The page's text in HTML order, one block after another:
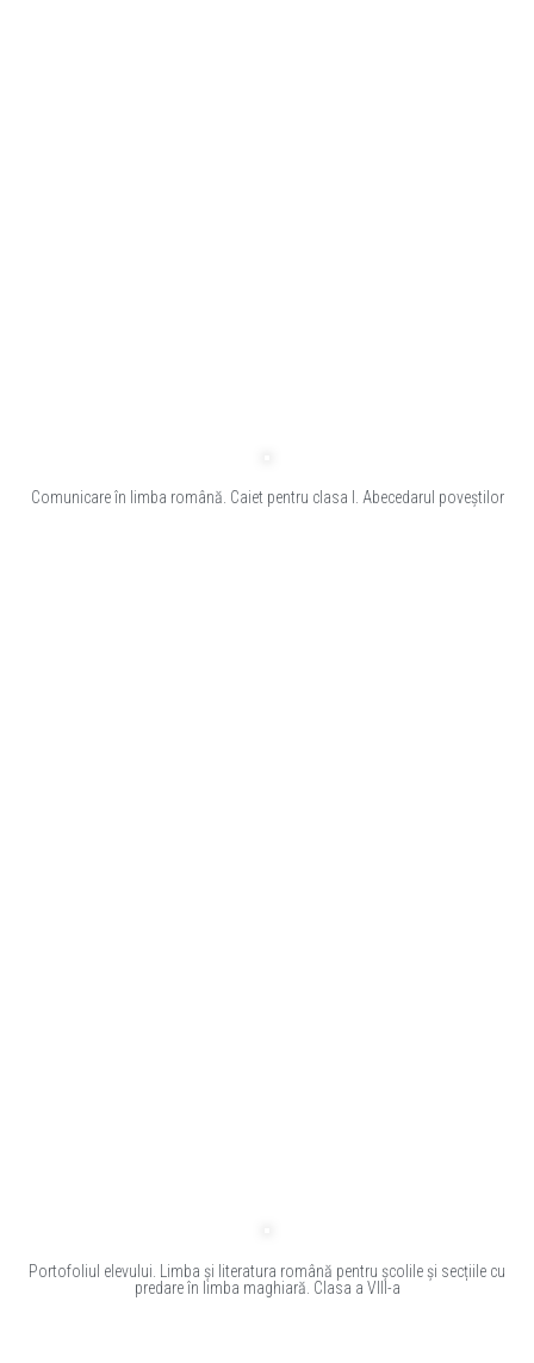
Comunicare în limba română. Caiet pentru clasa I. Abecedarul poveștilor
Portofoliul elevului. Limba și literatura română pentru școlile și secțiile cu
predare în limba maghiară. Clasa a VIII-a